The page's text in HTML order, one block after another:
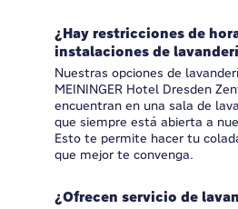
¿Hay restricciones de
instalaciones de
Nuestras opciones de
MEININGER Hotel Dresden
encuentran en una sala de
que siempre está abierta a
Esto te permite hacer tu
que mejor te convenga.
¿Ofrecen servicio de